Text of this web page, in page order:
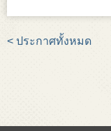
< ประกาศทั้งหมด